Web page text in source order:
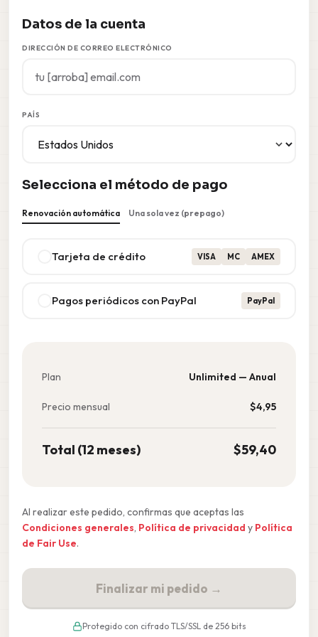
Datos de la cuenta
DIRECCIÓN DE CORREO ELECTRÓNICO
PAÍS
Selecciona el método de pago
Renovación automática Una sola vez (prepago)
Tarjeta de crédito VISA MC AMEX
Pagos periódicos con PayPal PayPal
Plan Unlimited — Anual
Precio mensual $4,95
Total (12 meses) $59,40
Al realizar este pedido, confirmas que aceptas las
Condiciones generales, Política de privacidad y Política
de Fair Use.
Finalizar mi pedido →
Protegido con cifrado TLS/SSL de 256 bits